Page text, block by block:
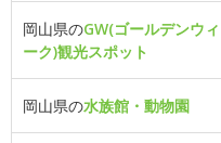
岡山県のGW(ゴールデンウィ
ーク)観光スポット
岡山県の水族館・動物園